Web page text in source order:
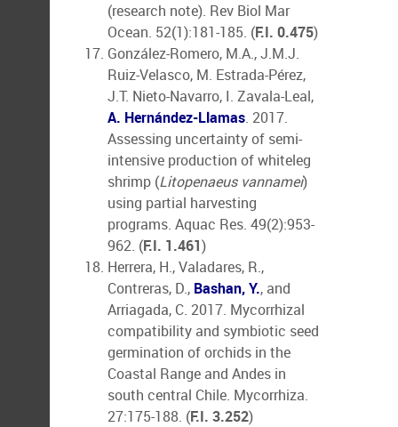
(research note). Rev Biol Mar
Ocean. 52(1):181-185. (F.I. 0.475)
González-Romero, M.A., J.M.J.
Ruiz-Velasco, M. Estrada-Pérez,
J.T. Nieto-Navarro, I. Zavala-Leal,
A. Hernández-Llamas. 2017.
Assessing uncertainty of semi-
intensive production of whiteleg
shrimp (Litopenaeus vannamei)
using partial harvesting
programs. Aquac Res. 49(2):953-
962. (F.I. 1.461)
Herrera, H., Valadares, R.,
Contreras, D., Bashan, Y., and
Arriagada, C. 2017. Mycorrhizal
compatibility and symbiotic seed
germination of orchids in the
Coastal Range and Andes in
south central Chile. Mycorrhiza.
27:175-188. (F.I. 3.252)